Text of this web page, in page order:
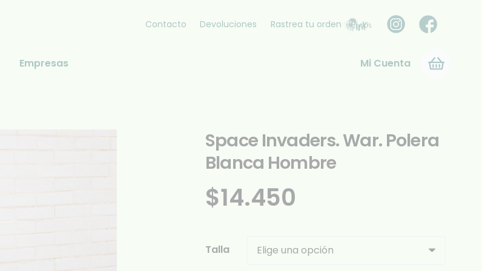
Contacto Devoluciones Rastrea tu orden
Empresas Mi Cuenta
Space Invaders. War. Polera
Blanca Hombre
$14.450
Talla